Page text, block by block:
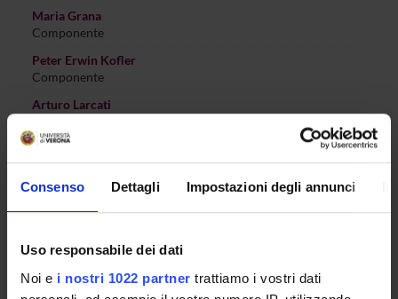
Consenso Dettagli Impostazioni degli annunci
Uso responsabile dei dati
Noi e i nostri 1022 partner trattiamo i vostri dati
Maria Grana
Componente
Peter Erwin Kofler
Componente
Arturo Larcati
Componente
Maria Ivana Lorenzetti
Componente